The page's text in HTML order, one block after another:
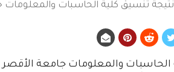
نتيجة تنسيق كلية الحاسبات والمعلومات جامعة